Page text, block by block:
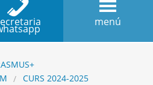
menú
CURS 2024-2025